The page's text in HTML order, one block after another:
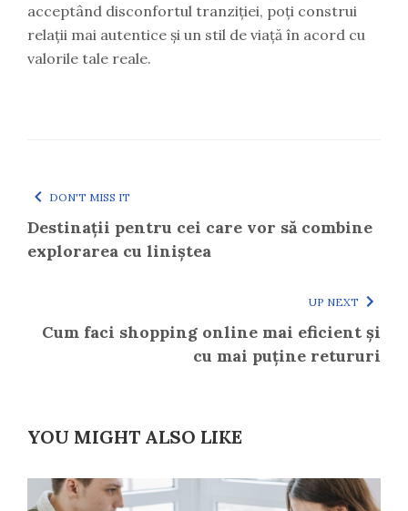
acceptând disconfortul tranziției, poți construi
relații mai autentice și un stil de viață în acord cu
valorile tale reale.
DON'T MISS IT
Destinații pentru cei care vor să combine
explorarea cu liniștea
UP NEXT
Cum faci shopping online mai eficient și
cu mai puține retururi
YOU MIGHT ALSO LIKE